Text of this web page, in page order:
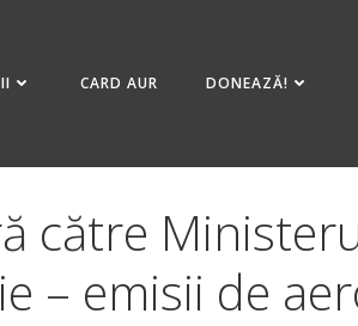
CARD AUR DONEAZĂ!
către
– emisii de